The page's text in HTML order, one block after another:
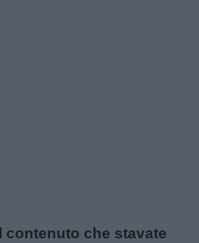
contenuto che stavate